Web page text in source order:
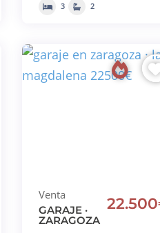
3 2
Venta
GARAJE ·
ZARAGOZA